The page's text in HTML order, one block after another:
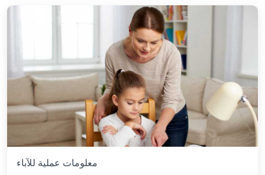
معلومات عملية للآباء